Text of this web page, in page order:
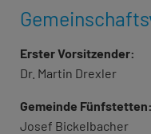
Erster Vorsitzender:
Dr. Martin Drexler
Gemeinde Fünfstetten:
Josef Bickelbacher